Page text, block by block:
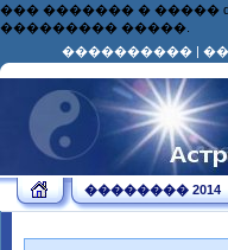
��� ������� � �����
��������� �����.
���������� |
�������� 2014